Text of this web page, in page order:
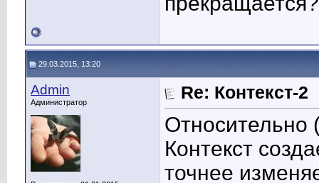
29.03.2015, 13:20
Admin
Администратор Re: Контекст-2
Относительно
Контекст
точнее